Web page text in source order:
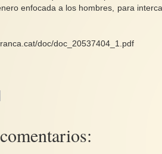
enfocada a los hombres, para
doc/doc_20537404_1.pdf